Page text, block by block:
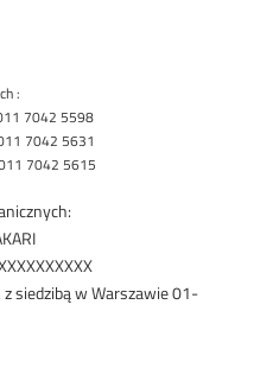
:
7042 5598
7042 5631
7042 5615
z siedzibą w Warszawie 01-